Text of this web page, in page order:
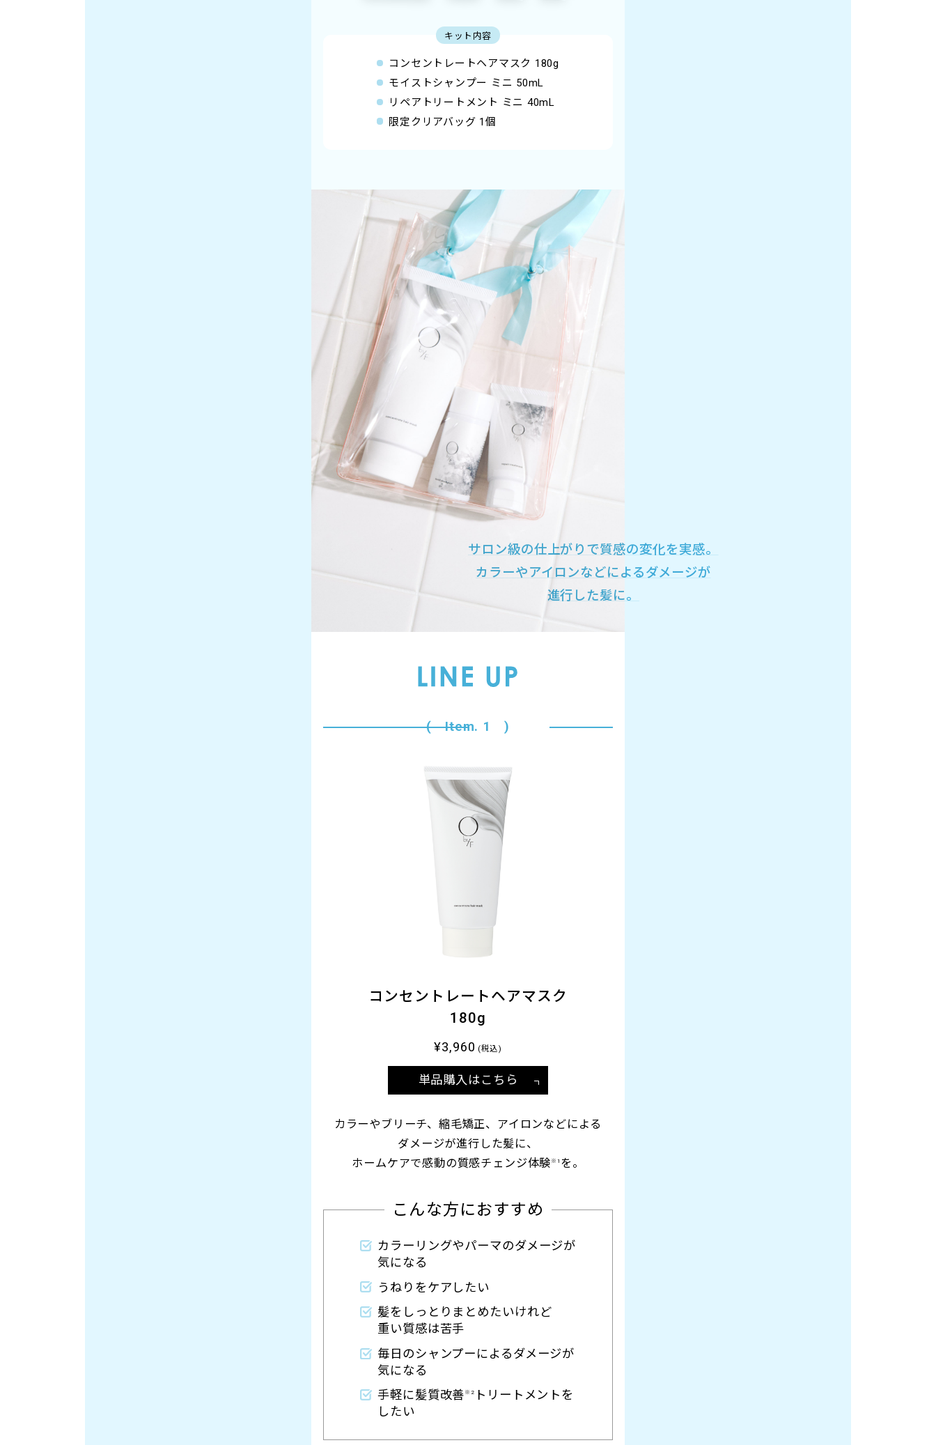
キット内容
コンセントレートヘアマスク 180g
モイストシャンプー ミニ 50mL
リペアトリートメント ミニ 40mL
限定クリアバッグ 1個
サロン級の仕上がりで質感の変化を実感。
カラーやアイロンなどによるダメージが
進行した髪に。
( Item. 1 )
コンセントレートヘアマスク
180g
¥3,960 (税込)
単品購入はこちら
カラーやブリーチ、縮毛矯正、アイロンなどによる
ダメージが進行した髪に、
ホームケアで感動の質感チェンジ体験 ※1 を。
こんな方におすすめ
カラーリングやパーマのダメージが
気になる
うねりをケアしたい
髪をしっとりまとめたいけれど
重い質感は苦手
毎日のシャンプーによるダメージが
気になる
手軽に髪質改善 ※2
トリートメントを
したい